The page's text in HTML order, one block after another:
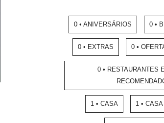
0 • ANIVERSÁRIOS 0 •
0 • EXTRAS 0 •
0 • RESTAURANTES
1 • CASA 1 •